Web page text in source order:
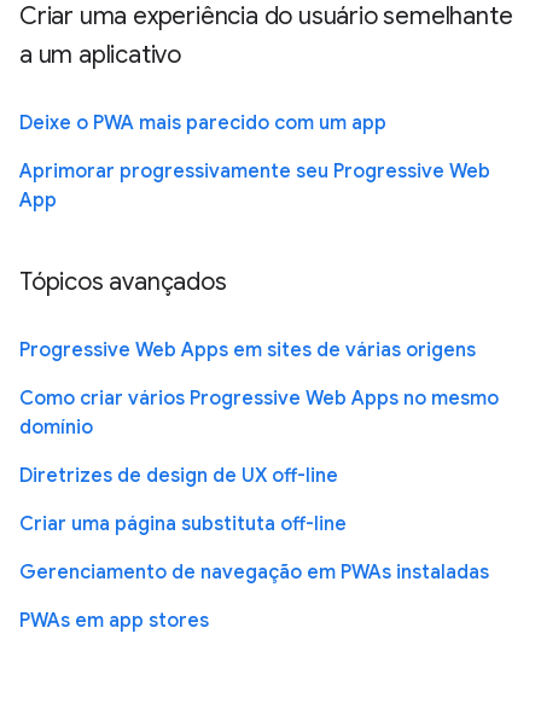
Criar uma experiência do usuário semelhante
a um aplicativo
Deixe o PWA mais parecido com um app
Aprimorar progressivamente seu Progressive Web
App
Tópicos avançados
Progressive Web Apps em sites de várias origens
Como criar vários Progressive Web Apps no mesmo
domínio
Diretrizes de design de UX off-line
Criar uma página substituta off-line
Gerenciamento de navegação em PWAs instaladas
PWAs em app stores